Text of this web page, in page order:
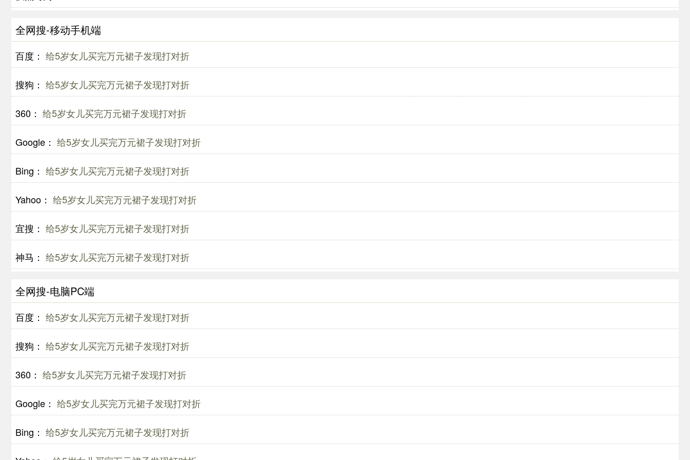
全网搜-移动手机端
百度： 给5岁女儿买完万元裙子发现打对折
搜狗： 给5岁女儿买完万元裙子发现打对折
360： 给5岁女儿买完万元裙子发现打对折
Google： 给5岁女儿买完万元裙子发现打对折
Bing： 给5岁女儿买完万元裙子发现打对折
Yahoo： 给5岁女儿买完万元裙子发现打对折
宜搜： 给5岁女儿买完万元裙子发现打对折
神马： 给5岁女儿买完万元裙子发现打对折
全网搜-电脑PC端
百度： 给5岁女儿买完万元裙子发现打对折
搜狗： 给5岁女儿买完万元裙子发现打对折
360： 给5岁女儿买完万元裙子发现打对折
Google： 给5岁女儿买完万元裙子发现打对折
Bing： 给5岁女儿买完万元裙子发现打对折